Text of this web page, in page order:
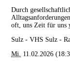
Durch
oft, uns Zeit für uns
Sulz - VHS Sulz -
Mi. 11.02.2026